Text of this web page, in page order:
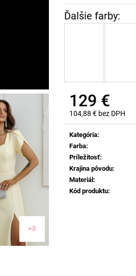
129 €
104,88 € bez DPH
Jednotková
cena:
Kategória:
Farba:
Príležitosť:
Krajina pôvodu:
Materiál:
Kód produktu:
+8